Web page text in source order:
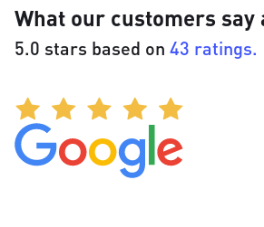
What our customers say
5.0 stars based on 43 ratings.